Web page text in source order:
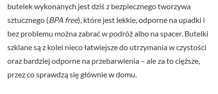
butelek wykonanych jest dziś z bezpiecznego tworzywa
sztucznego (BPA free), które jest lekkie, odporne na upadki i
bez problemu można zabrać w podróż albo na spacer. Butelki
szklane są z kolei nieco łatwiejsze do utrzymania w czystości
oraz bardziej odporne na przebarwienia – ale za to cięższe,
przez co sprawdzą się głównie w domu.